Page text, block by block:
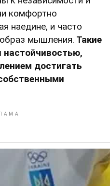
комфортно
наедине, и часто
мышления. Такие
настойчивостью,
достигать